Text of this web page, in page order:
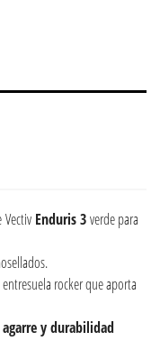
Enduris 3verde para
rocker que aporta
agarre y durabilidad